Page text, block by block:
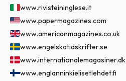
www.rivisteininglese.it
www.papermagazines.com
www.americanmagazines.co.uk
www.engelskatidskrifter.se
www.internationalemagasiner.dk
www.englanninkielisetlehdet.fi